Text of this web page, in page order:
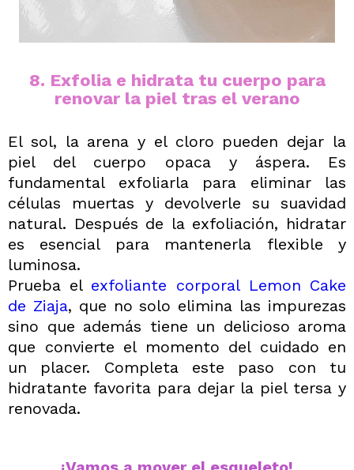
8. Exfolia e hidrata tu cuerpo para
renovar la piel tras el verano
El sol, la arena y el cloro pueden dejar la
piel del cuerpo opaca y áspera. Es
fundamental exfoliarla para eliminar las
células muertas y devolverle su suavidad
natural. Después de la exfoliación, hidratar
es esencial para mantenerla flexible y
luminosa.
Prueba el exfoliante corporal Lemon Cake
de Ziaja, que no solo elimina las impurezas
sino que además tiene un delicioso aroma
que convierte el momento del cuidado en
un placer. Completa este paso con tu
hidratante favorita para dejar la piel tersa y
renovada.